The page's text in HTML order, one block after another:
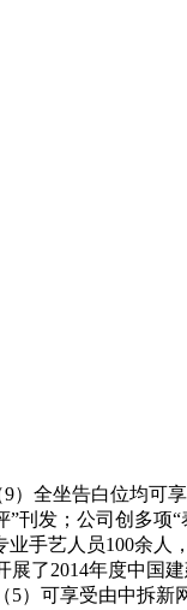
全坐告白位均可
刊发；公司创多项
手艺人员100余人
了2014年度中国
）可享受由中拆新